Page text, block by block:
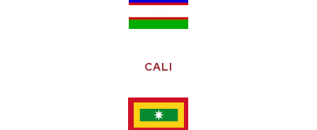
CALI